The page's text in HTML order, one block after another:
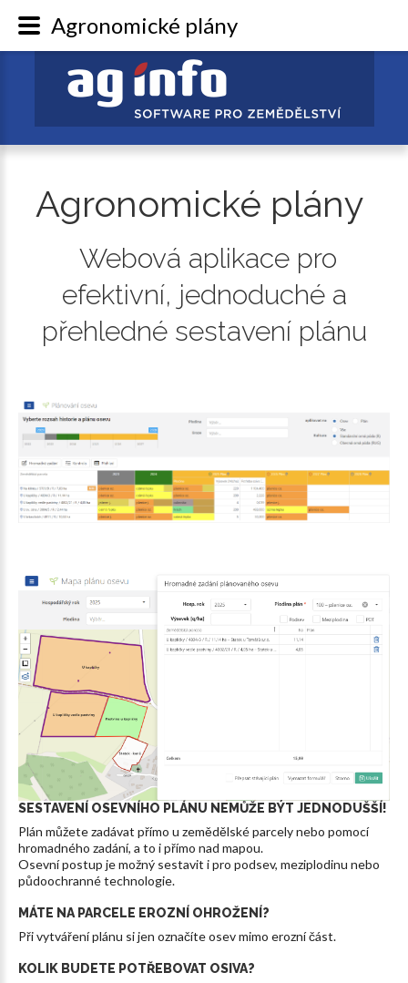
Agronomické plány
Webová aplikace pro
efektivní, jednoduché a
přehledné sestavení plánu
SESTAVENÍ OSEVNÍHO PLÁNU NEMŮŽE BÝT JEDNODUŠŠÍ!
Plán můžete zadávat přímo u zemědělské parcely nebo pomocí
hromadného zadání, a to i přímo nad mapou.
Osevní postup je možný sestavit i pro podsev, meziplodinu nebo
půdoochranné technologie.
MÁTE NA PARCELE EROZNÍ OHROŽENÍ?
Při vytváření plánu si jen označíte osev mimo erozní část.
KOLIK BUDETE POTŘEBOVAT OSIVA?
Agronomické plány